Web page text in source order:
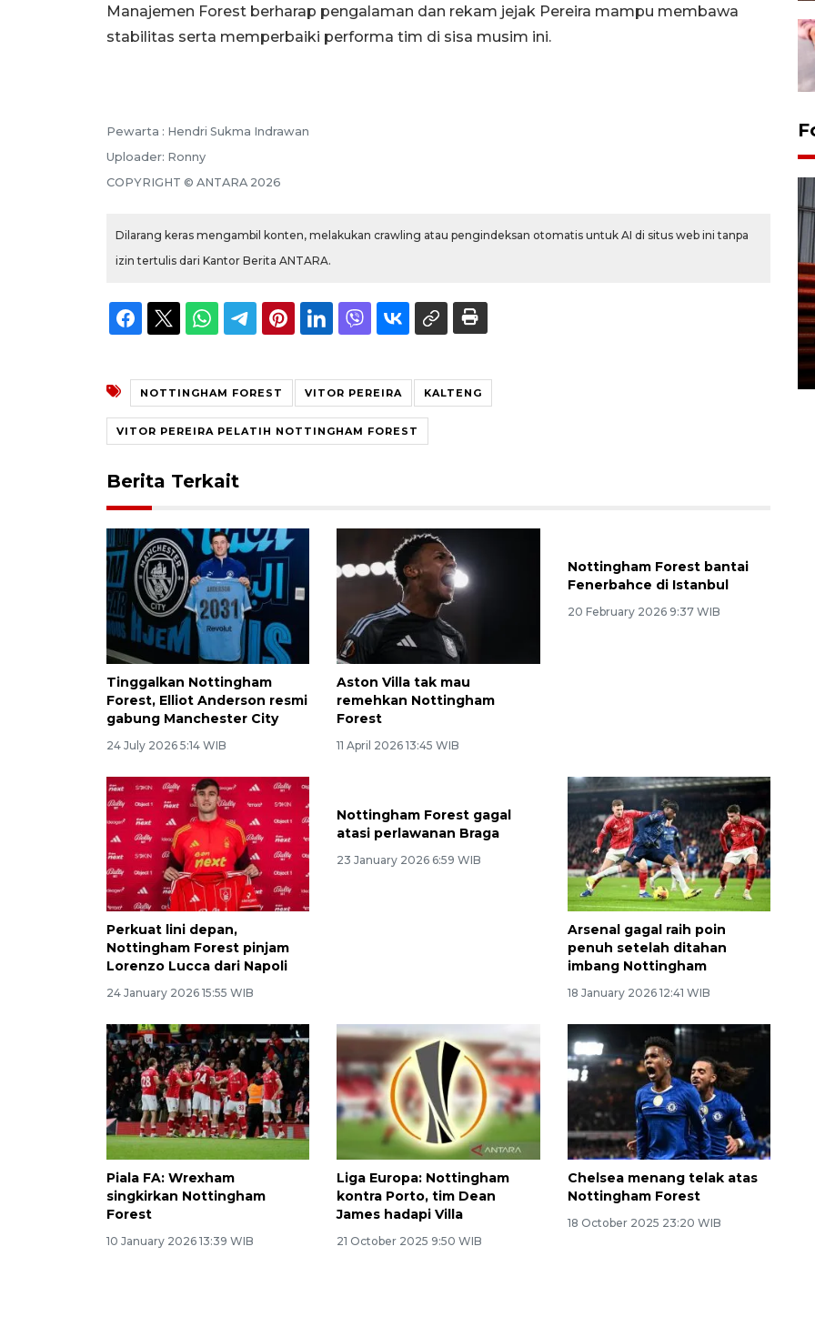
Manajemen Forest berharap pengalaman dan rekam jejak Pereira mampu membawa
stabilitas serta memperbaiki performa tim di sisa musim ini.
Pewarta : Hendri Sukma Indrawan
Uploader: Ronny
COPYRIGHT © ANTARA 2026
Dilarang keras mengambil konten, melakukan crawling atau pengindeksan otomatis untuk AI di situs web ini tanpa
izin tertulis dari Kantor Berita ANTARA.
NOTTINGHAM FOREST VITOR PEREIRA KALTENG
VITOR PEREIRA PELATIH NOTTINGHAM FOREST
Berita Terkait
Tinggalkan Nottingham
Forest, Elliot Anderson resmi
gabung Manchester City
24 July 2026 5:14 WIB
Aston Villa tak mau
remehkan Nottingham
Forest
11 April 2026 13:45 WIB
Perkuat lini depan,
Nottingham Forest pinjam
Lorenzo Lucca dari Napoli
24 January 2026 15:55 WIB
Arsenal gagal raih poin
penuh setelah ditahan
imbang Nottingham
18 January 2026 12:41 WIB
Piala FA: Wrexham
singkirkan Nottingham
Forest
10 January 2026 13:39 WIB
Liga Europa: Nottingham
kontra Porto, tim Dean
James hadapi Villa
21 October 2025 9:50 WIB
Chelsea menang telak atas
Nottingham Forest
18 October 2025 23:20 WIB